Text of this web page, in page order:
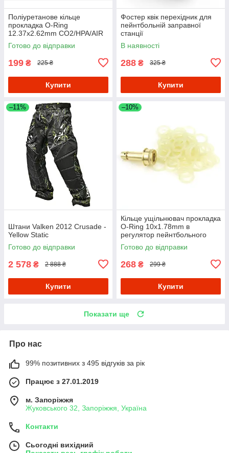
Поліуретанове кільце
прокладка O-Ring
12.37x2.62mm CO2/HPA/AIR
для адаптера клапана
Din300 (набір 10 штук)
Готово до відправки
199 ₴ 225 ₴
Купити
Фостер квік перехідник для
пейнтбольній заправної
станції
В наявності
288 ₴ 325 ₴
Купити
–11%
Штани Valken 2012 Crusade -
Yellow Static
Готово до відправки
2 578 ₴ 2 888 ₴
Купити
–10%
Кільце ущільнювач прокладка
O-Ring 10x1.78mm в
регулятор пейнтбольного
балона (набір 10 штук)
Готово до відправки
268 ₴ 299 ₴
Купити
Показати ще
Про нас
99% позитивних з 495 відгуків за рік
Працює з 27.01.2019
м. Запоріжжя
Жуковського 32, Запоріжжя, Україна
Контакти
Сьогодні вихідний